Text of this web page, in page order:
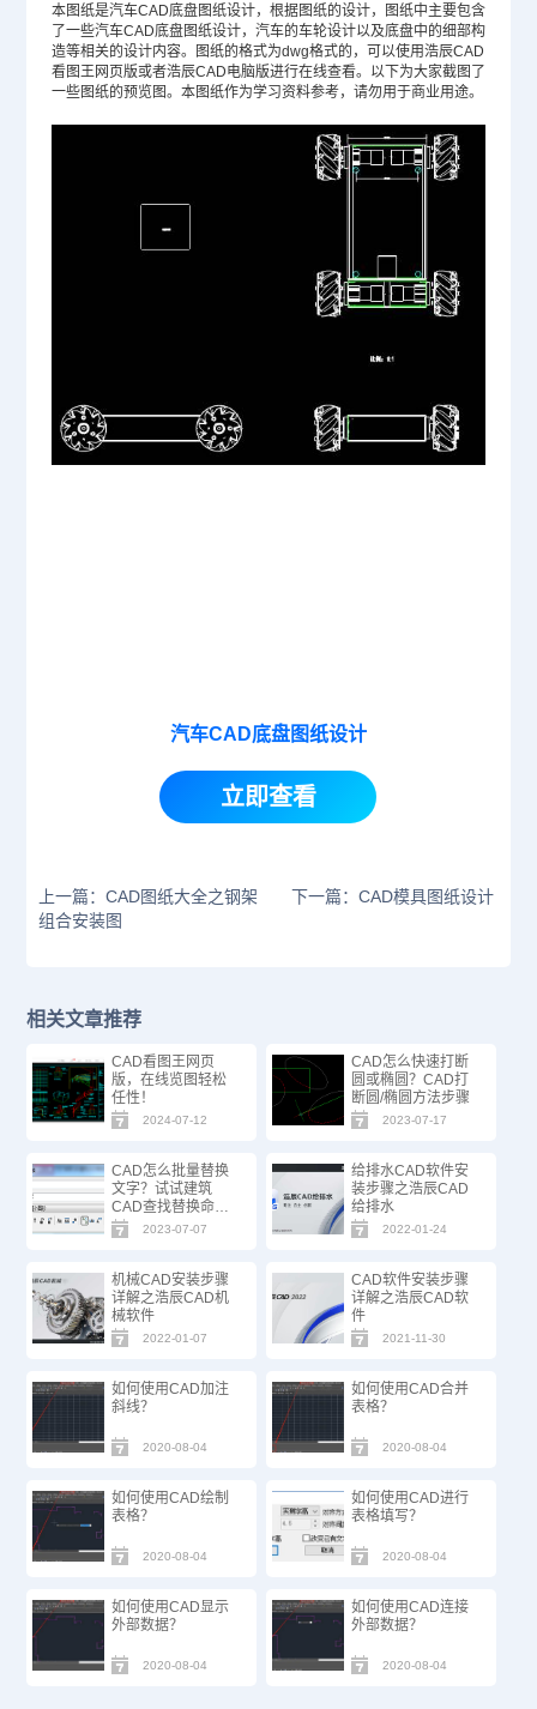
本图纸是汽车CAD底盘图纸设计，根据图纸的设计，图纸中主要包含
了一些汽车CAD底盘图纸设计，汽车的车轮设计以及底盘中的细部构
造等相关的设计内容。图纸的格式为dwg格式的，可以使用浩辰CAD
看图王网页版或者浩辰CAD电脑版进行在线查看。以下为大家截图了
一些图纸的预览图。本图纸作为学习资料参考，请勿用于商业用途。
汽车CAD底盘图纸设计
立即查看
上一篇：CAD图纸大全之钢架
组合安装图
下一篇：CAD模具图纸设计
相关文章推荐
CAD看图王网页
版，在线览图轻松
任性！
2024-07-12
CAD怎么快速打断
圆或椭圆？CAD打
断圆/椭圆方法步骤
2023-07-17
CAD怎么批量替换
文字？试试建筑
CAD查找替换命
令！
2023-07-07
给排水CAD软件安
装步骤之浩辰CAD
给排水
2022-01-24
机械CAD安装步骤
详解之浩辰CAD机
械软件
2022-01-07
CAD软件安装步骤
详解之浩辰CAD软
件
2021-11-30
如何使用CAD加注
斜线？
2020-08-04
如何使用CAD合并
表格？
2020-08-04
如何使用CAD绘制
表格？
2020-08-04
如何使用CAD进行
表格填写？
2020-08-04
如何使用CAD显示
外部数据？
2020-08-04
如何使用CAD连接
外部数据？
2020-08-04